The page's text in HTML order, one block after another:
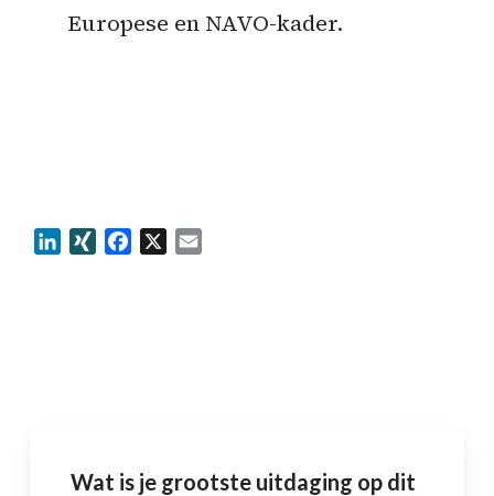
Europese en NAVO-kader.
LinkedIn
XING Facebook
Wat is je grootste uitdaging op dit